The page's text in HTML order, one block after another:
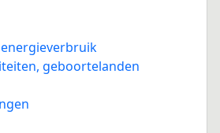
geboortelanden